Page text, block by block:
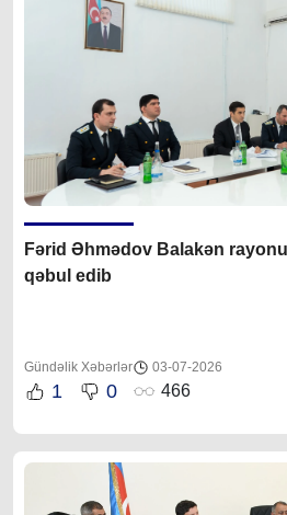
Fərid Əhmədov Balakən
qəbul edib
Gündəlik Xəbərlər 03-07-2026
1 0 466